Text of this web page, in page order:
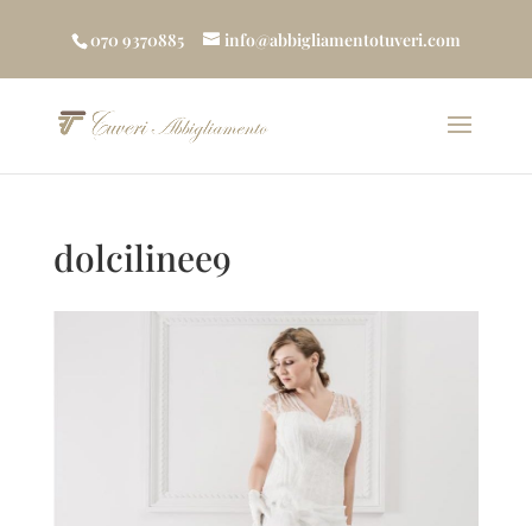
070 9370885 info@abbigliamentotuveri.com
dolcilinee9